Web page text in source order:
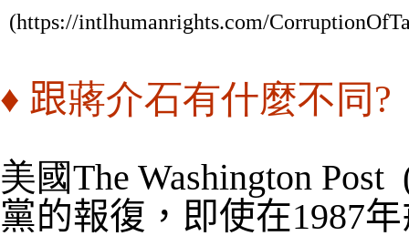
(https://intlhumanrights.com/
♦ 跟蔣介石有什麼不同?
美國The Washington Post
黨的報復，即使在1987